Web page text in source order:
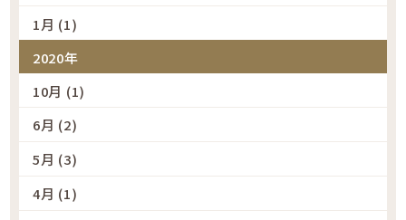
1月 (1)
2020年
10月 (1)
6月 (2)
5月 (3)
4月 (1)